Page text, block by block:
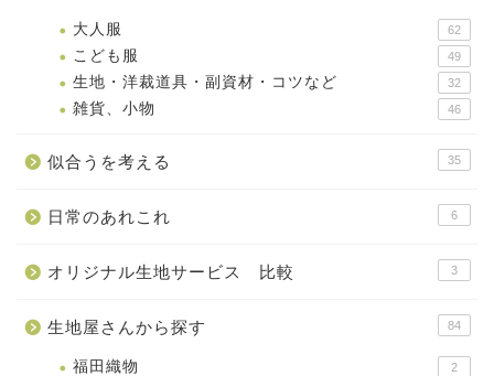
大人服 62
こども服 49
生地・洋裁道具・副資材・コツなど 32
雑貨、小物 46
似合うを考える 35
日常のあれこれ 6
オリジナル生地サービス 比較 3
生地屋さんから探す 84
福田織物 2